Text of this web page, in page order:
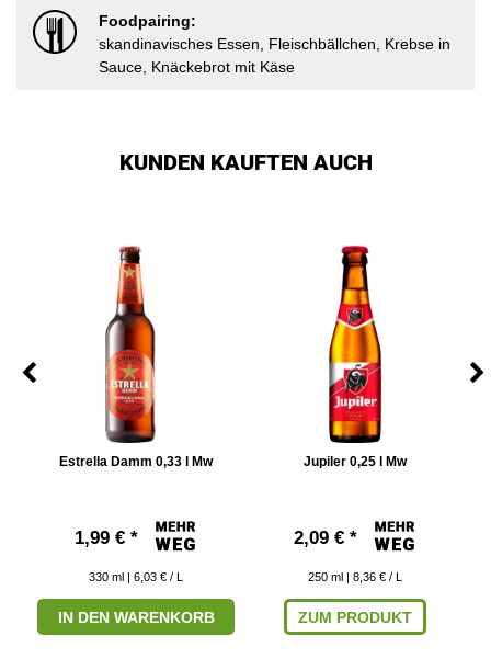
Foodpairing:
skandinavisches Essen, Fleischbällchen, Krebse in
Sauce, Knäckebrot mit Käse
KUNDEN KAUFTEN AUCH
Estrella Damm 0,33 l Mw
1,99 € *
330 ml | 6,03 € / L
IN DEN WARENKORB
Jupiler 0,25 l Mw
2,09 € *
250 ml | 8,36 € / L
ZUM PRODUKT